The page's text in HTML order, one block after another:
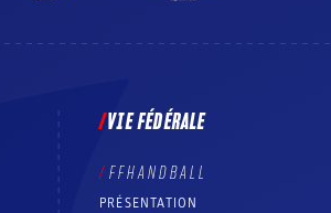
VIE FÉDÉRALE
FFHANDBALL
PRÉSENTATION